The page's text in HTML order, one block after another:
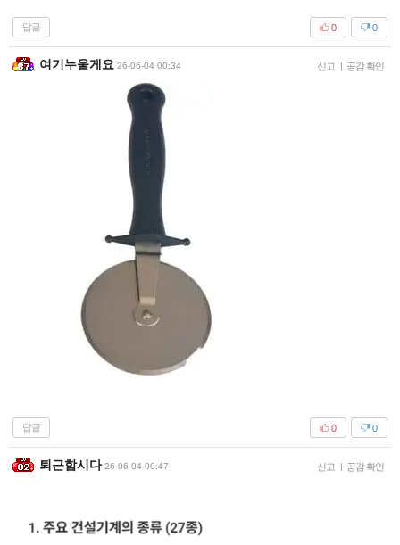
답글 0
0
여기누울게요 26-06-04 00:34 신고 | 공감 확인
답글 0
0
퇴근합시다 26-06-04 00:47 신고 | 공감 확인